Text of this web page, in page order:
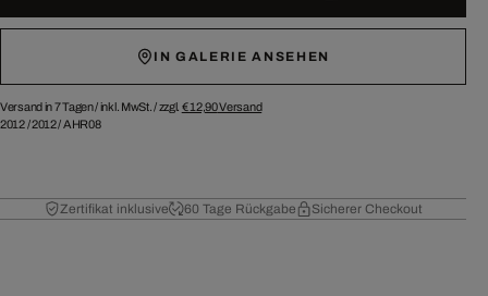
IN GALERIE ANSEHEN
Versand in 7 Tagen /inkl. MwSt. / zzgl. € 12,90Versand
2012/2012/AHR08
Zertifikat inklusive 60 Tage Rückgabe Sicherer Checkout